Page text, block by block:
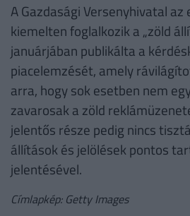
A Gazdasági Versenyhivatal
kiemelten foglalkozik a „zöld
januárjában publikálta a
piacelemzését, amely
arra, hogy sok esetben nem
zavarosak a zöld
jelentős része pedig nincs
állítások és jelölések pontos
jelentésével.
Címlapkép: Getty Images